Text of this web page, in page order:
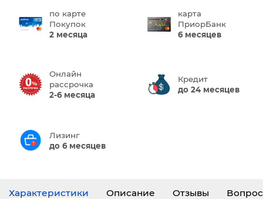
по карте
Покупок
2 месяца
карта
ПриорБанк
6 месяцев
Онлайн
рассрочка
2-6 месяца
Кредит
до 24 месяцев
Лизинг
до 6 месяцев
Характеристики Описание Отзывы